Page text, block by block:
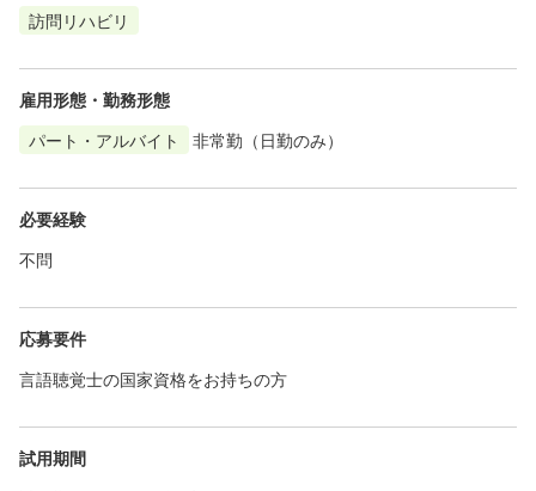
訪問リハビリ
雇用形態・勤務形態
パート・アルバイト
非常勤（日勤のみ）
必要経験
不問
応募要件
言語聴覚士の国家資格をお持ちの方
試用期間